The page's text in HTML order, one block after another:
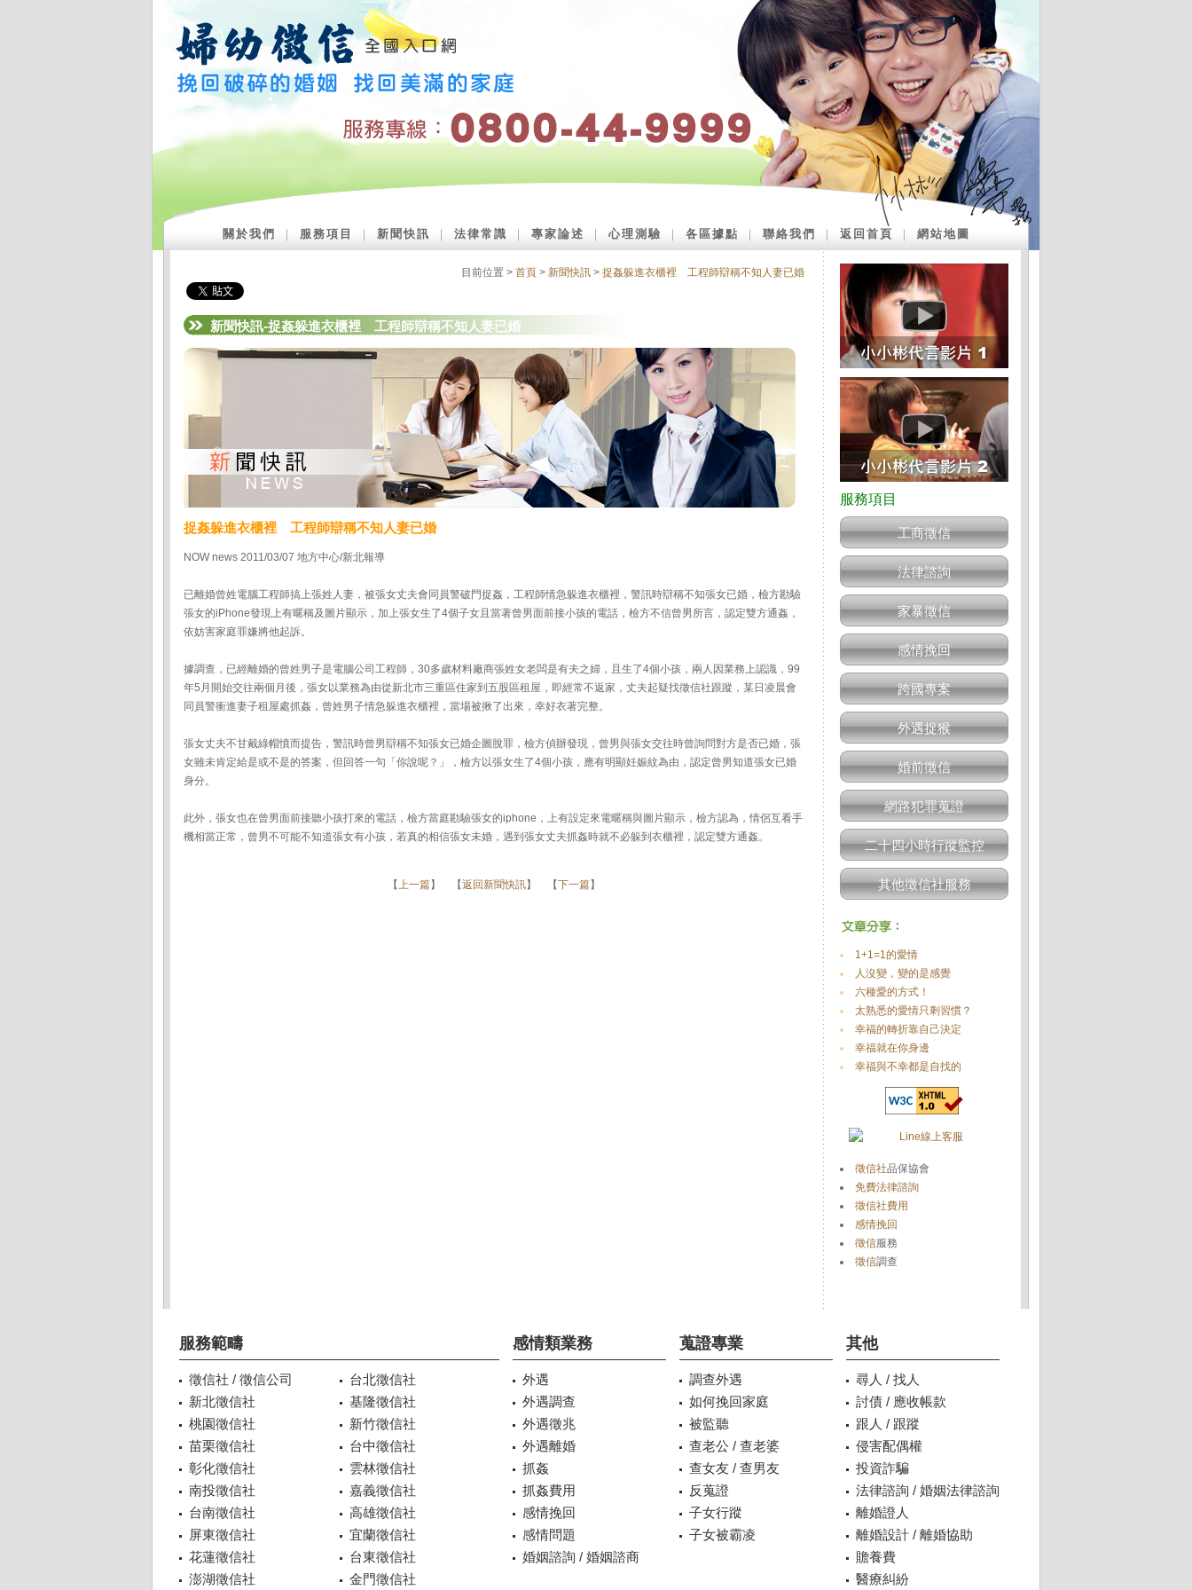
關於我們 服務項目 新聞快訊 法律常識 專家論述 ｜心理測驗 各區據點 聯絡我們 返回首頁 網站地圖
目前位置 > 首頁 > 新聞快訊 > 捉姦躲進衣櫃裡 工程師辯稱不知人妻已婚
新聞快訊-捉姦躲進衣櫃裡 工程師辯稱不知人妻已婚
捉姦躲進衣櫃裡 工程師辯稱不知人妻已婚
NOW news 2011/03/07 地方中心/新北報導
已離婚曾姓電腦工程師搞上張姓人妻，被張女丈夫會同員警破門捉姦，工程師情急躲進衣櫃裡，警訊時辯稱不知張女已婚，檢方勘驗
張女的iPhone發現上有暱稱及圖片顯示，加上張女生了4個子女且當著曾男面前接小孩的電話，檢方不信曾男所言，認定雙方通姦，
依妨害家庭罪嫌將他起訴。
據調查，已經離婚的曾姓男子是電腦公司工程師，30多歲材料廠商張姓女老闆是有夫之婦，且生了4個小孩，兩人因業務上認識，99
年5月開始交往兩個月後，張女以業務為由從新北市三重區住家到五股區租屋，即經常不返家，丈夫起疑找徵信社跟蹤，某日凌晨會
同員警衝進妻子租屋處抓姦，曾姓男子情急躲進衣櫃裡，當場被揪了出來，幸好衣著完整。
張女丈夫不甘戴綠帽憤而提告，警訊時曾男辯稱不知張女已婚企圖脫罪，檢方偵辦發現，曾男與張女交往時曾詢問對方是否已婚，張
女雖未肯定給是或不是的答案，但回答一句「你說呢？」，檢方以張女生了4個小孩，應有明顯妊娠紋為由，認定曾男知道張女已婚
身分。
此外，張女也在曾男面前接聽小孩打來的電話，檢方當庭勘驗張女的iphone，上有設定來電暱稱與圖片顯示，檢方認為，情侶互看手
機相當正常，曾男不可能不知道張女有小孩，若真的相信張女未婚，遇到張女丈夫抓姦時就不必躲到衣櫃裡，認定雙方通姦。
【上一篇】 【返回新聞快訊】 【下一篇】
工商徵信
法律諮詢
家暴徵信
感情挽回
跨國專案
外遇捉猴
婚前徵信
網路犯罪蒐證
二十四小時行蹤監控
其他徵信社服務
1+1=1的愛情
人沒變，變的是感覺
六種愛的方式！
太熟悉的愛情只剩習慣？
幸福的轉折靠自己決定
幸福就在你身邊
幸福與不幸都是自找的
徵信社品保協會
免費法律諮詢
徵信社費用
感情挽回
徵信服務
徵信調查
服務範疇
徵信社 / 徵信公司
台北徵信社
新北徵信社
基隆徵信社
桃園徵信社
新竹徵信社
苗栗徵信社
台中徵信社
彰化徵信社
雲林徵信社
南投徵信社
嘉義徵信社
台南徵信社
高雄徵信社
屏東徵信社
宜蘭徵信社
花蓮徵信社
台東徵信社
澎湖徵信社
金門徵信社
感情類業務
外遇
外遇調查
外遇徵兆
外遇離婚
抓姦
抓姦費用
感情挽回
感情問題
婚姻諮詢 / 婚姻諮商
蒐證專業
調查外遇
如何挽回家庭
被監聽
查老公 / 查老婆
查女友 / 查男友
反蒐證
子女行蹤
子女被霸凌
其他
尋人 / 找人
討債 / 應收帳款
跟人 / 跟蹤
侵害配偶權
投資詐騙
法律諮詢 / 婚姻法律諮詢
離婚證人
離婚設計 / 離婚協助
贍養費
醫療糾紛